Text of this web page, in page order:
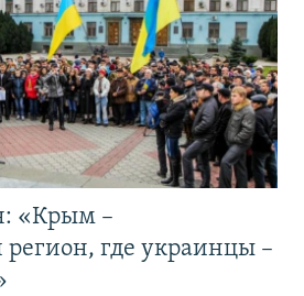
«Крым –
где украинцы –